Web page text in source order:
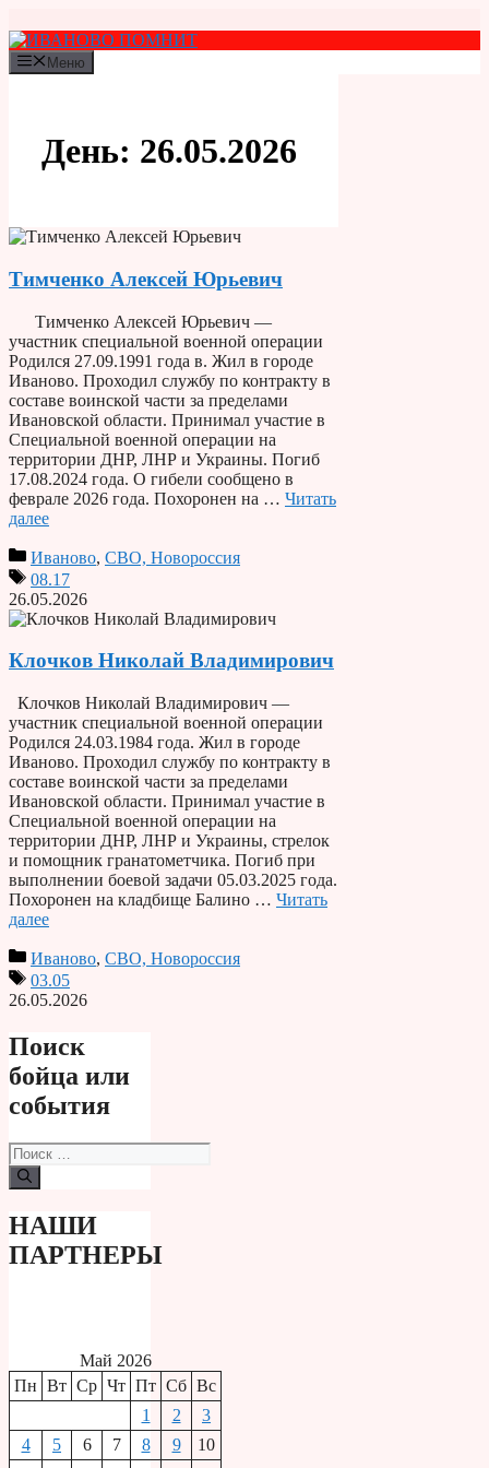
к
содержимому
Меню
День: 26.05.2026
Тимченко Алексей Юрьевич
Тимченко Алексей Юрьевич —
участник специальной военной операции
Родился 27.09.1991 года в. Жил в городе
Иваново. Проходил службу по контракту в
составе воинской части за пределами
Ивановской области. Принимал участие в
Специальной военной операции на
территории ДНР, ЛНР и Украины. Погиб
17.08.2024 года. О гибели сообщено в
феврале 2026 года. Похоронен на … Читать
далее
Иваново, СВО, Новороссия
08.17
26.05.2026
Клочков Николай Владимирович
Клочков Николай Владимирович —
участник специальной военной операции
Родился 24.03.1984 года. Жил в городе
Иваново. Проходил службу по контракту в
составе воинской части за пределами
Ивановской области. Принимал участие в
Специальной военной операции на
территории ДНР, ЛНР и Украины, стрелок
и помощник гранатометчика. Погиб при
выполнении боевой задачи 05.03.2025 года.
Похоронен на кладбище Балино … Читать
далее
Иваново, СВО, Новороссия
03.05
26.05.2026
Поиск
бойца или
события
Поиск:
НАШИ
ПАРТНЕРЫ
Май 2026
Пн Вт Ср Чт Пт Сб Вс
1
2
3
4
5 6 7 8 9
10